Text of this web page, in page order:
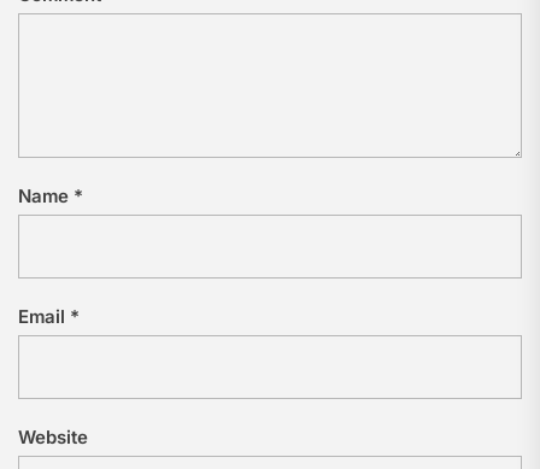
Name *
Email *
Website